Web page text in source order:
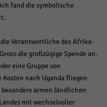
fand die symbolische
Verantwortliche des Afrika-
die großzügige Spende an.
eine Gruppe von
nach Uganda fliegen
armen ländlichen
mit wechselvoller
anzeigen
Plattformen werden
externen Medien akzeptiert
keiner manuellen Einwilligung
anzeigen